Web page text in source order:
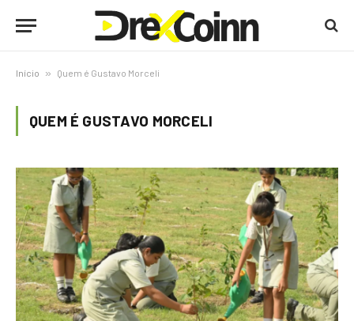
Início » Quem é Gustavo Morceli
QUEM É GUSTAVO MORCELI